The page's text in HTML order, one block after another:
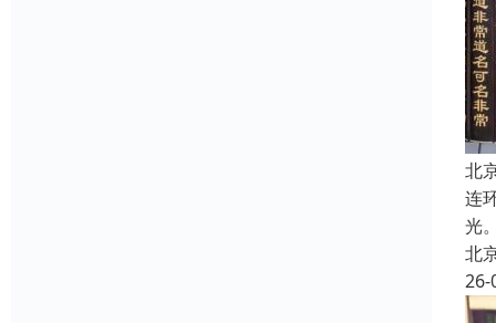
北
连
光
北
26-